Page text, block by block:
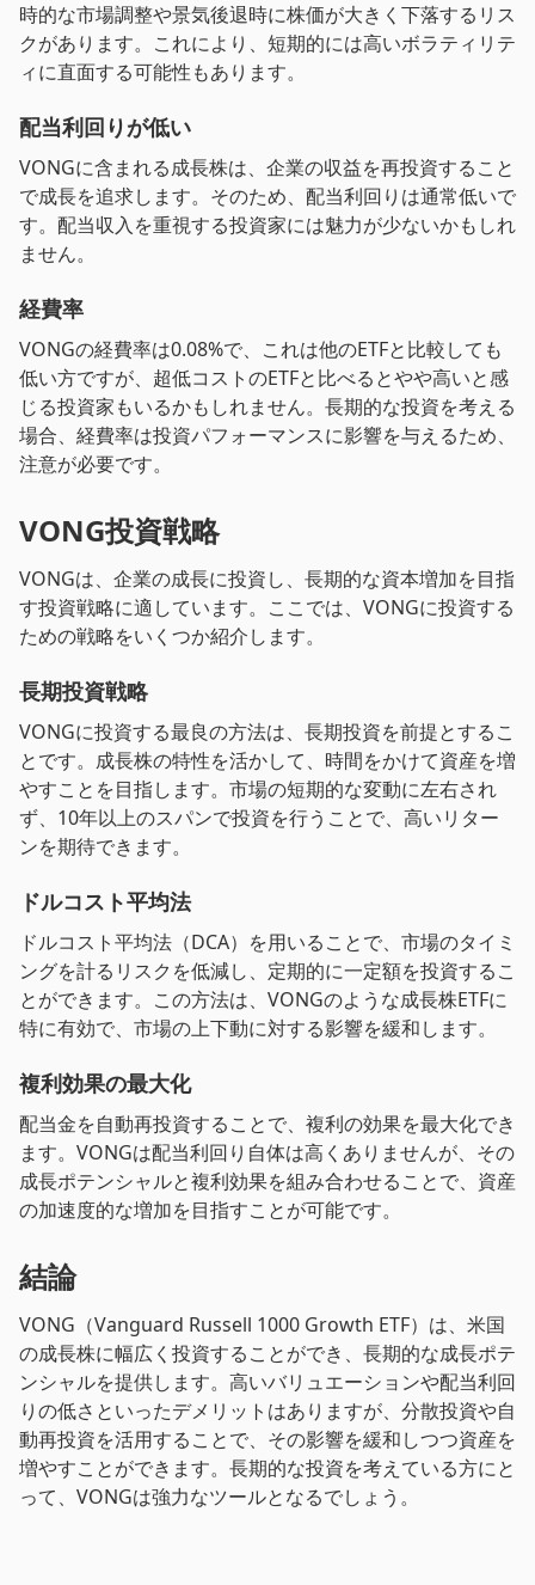
時的な市場調整や景気後退時に株価が大きく下落するリス
クがあります。これにより、短期的には高いボラティリテ
ィに直面する可能性もあります。
配当利回りが低い
VONGに含まれる成長株は、企業の収益を再投資すること
で成長を追求します。そのため、配当利回りは通常低いで
す。配当収入を重視する投資家には魅力が少ないかもしれ
ません。
経費率
VONGの経費率は0.08%で、これは他のETFと比較しても
低い方ですが、超低コストのETFと比べるとやや高いと感
じる投資家もいるかもしれません。長期的な投資を考える
場合、経費率は投資パフォーマンスに影響を与えるため、
注意が必要です。
VONG投資戦略
VONGは、企業の成長に投資し、長期的な資本増加を目指
す投資戦略に適しています。ここでは、VONGに投資する
ための戦略をいくつか紹介します。
長期投資戦略
VONGに投資する最良の方法は、長期投資を前提とするこ
とです。成長株の特性を活かして、時間をかけて資産を増
やすことを目指します。市場の短期的な変動に左右され
ず、10年以上のスパンで投資を行うことで、高いリター
ンを期待できます。
ドルコスト平均法
ドルコスト平均法（DCA）を用いることで、市場のタイミ
ングを計るリスクを低減し、定期的に一定額を投資するこ
とができます。この方法は、VONGのような成長株ETFに
特に有効で、市場の上下動に対する影響を緩和します。
複利効果の最大化
配当金を自動再投資することで、複利の効果を最大化でき
ます。VONGは配当利回り自体は高くありませんが、その
成長ポテンシャルと複利効果を組み合わせることで、資産
の加速度的な増加を目指すことが可能です。
結論
VONG（Vanguard Russell 1000 Growth ETF）は、米国
の成長株に幅広く投資することができ、長期的な成長ポテ
ンシャルを提供します。高いバリュエーションや配当利回
りの低さといったデメリットはありますが、分散投資や自
動再投資を活用することで、その影響を緩和しつつ資産を
増やすことができます。長期的な投資を考えている方にと
って、VONGは強力なツールとなるでしょう。